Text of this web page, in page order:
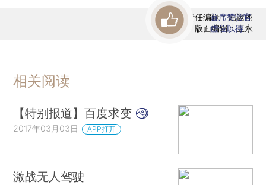
责任编辑：屈运栩
版面编辑：王永
首席赞赏官
虚位以待
相关阅读
【特别报道】百度求变
2017年03月03日 APP打开
激战无人驾驶